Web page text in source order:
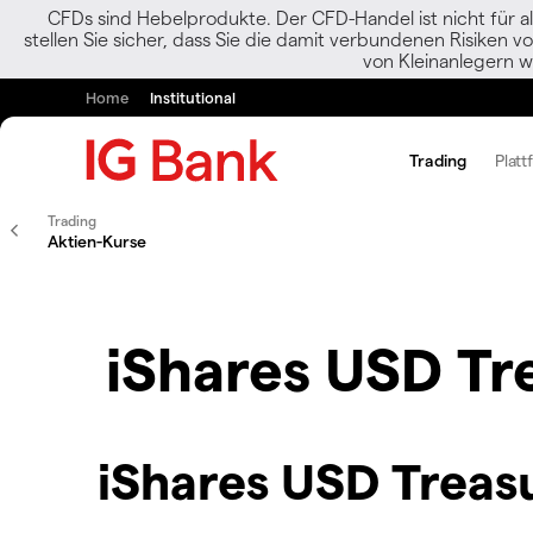
CFDs sind Hebelprodukte. Der CFD-Handel ist nicht für
stellen Sie sicher, dass Sie die damit verbundenen Risiken
von Kleinanlegern
Home Institutional
Trading
Trading
Aktien-Kurse
iShares USD
iShares USD